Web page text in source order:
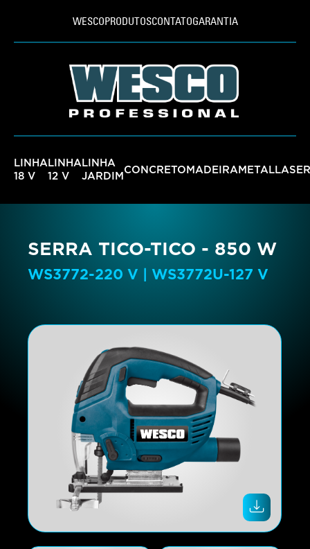
WESCOPRODUTOSCONTATOGARANTIA
LINHA
18 V
LINHA
12 V
LINHA
JARDIM
CONCRETO MADEIRA METAL LASER
SERRA TICO-TICO - 850 W
WS3772-220 V | WS3772U-127 V